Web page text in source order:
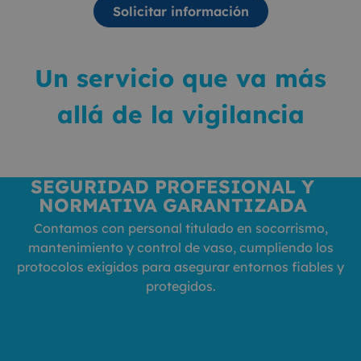
Solicitar información
Un servicio que va más
allá de la vigilancia
SEGURIDAD PROFESIONAL Y
NORMATIVA GARANTIZADA
Contamos con personal titulado en socorrismo,
mantenimiento y control de vaso, cumpliendo los
protocolos exigidos para asegurar entornos fiables y
protegidos.